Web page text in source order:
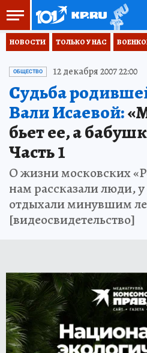
НОВОСТИ ТОЛЬКО У НАС
ОБЩЕСТВО 12 декабря 2007 22:00
Судьба
Вали Исаевой:
бьет ее, а
Часть 1
О жизни московских
нам рассказали люди,
отдыхали минувшим
[видеосвидетельство]